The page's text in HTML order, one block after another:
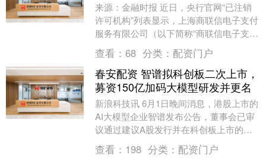
来源：金融时报 近日，央行官网“已注销
许可机构”列表显示，上海商联信电子支付
服务有限公司（以下简称“商联信电子支
付”）被“摘牌”。 这是年内人民银行注销的
第四张....
查看： 68 分类： 配资门户
春安配资 智谱拟科创板二次上市，
募资150亿加码大模型研发并更名
新浪科技讯 6月1日晚间消息，港股上市的
AI大模型企业智谱发布公告，董事会已审
议通过建议A股发行并在科创板上市的议
案，同时拟将英文名称由“Knowledge A....
查看： 198 分类： 配资门户